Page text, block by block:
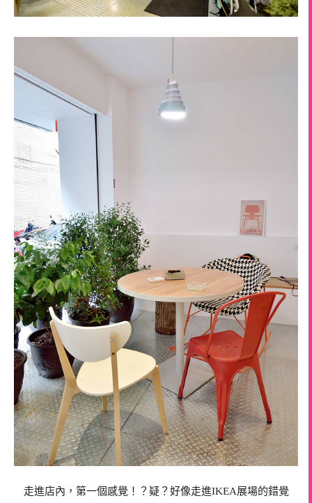
走進店內，第一個感覺！？疑？好像走進IKEA展場的錯覺